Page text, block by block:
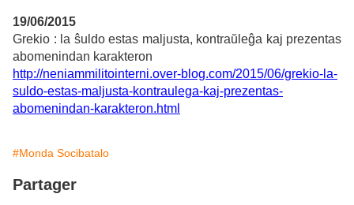
19/06/2015
Grekio : la ŝuldo estas maljusta, kontraŭleĝa kaj prezentas
abomenindan karakteron
http://neniammilitointerni.over-blog.com/2015/06/grekio-la-
suldo-estas-maljusta-kontraulega-kaj-prezentas-
abomenindan-karakteron.html
#Monda Socibatalo
Partager